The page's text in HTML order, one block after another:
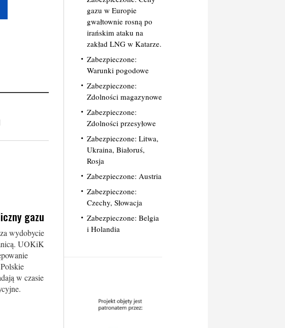
gazu
wydobycie
UOKiK
w czasie
gazu w Europie
gwałtownie rosną po
irańskim ataku na
zakład LNG w Katarze.
Zabezpieczone:
Warunki pogodowe
Zabezpieczone:
Zdolności magazynowe
Zabezpieczone:
Zdolności przesyłowe
Zabezpieczone: Litwa,
Ukraina, Białoruś,
Rosja
Zabezpieczone: Austria
Zabezpieczone:
Czechy, Słowacja
Zabezpieczone: Belgia
i Holandia